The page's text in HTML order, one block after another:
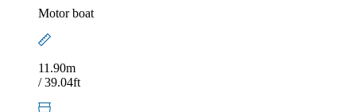
Motor boat
11.90m
/ 39.04ft